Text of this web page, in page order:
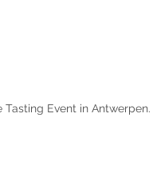
Event in Antwerpen.